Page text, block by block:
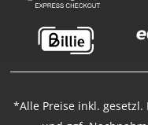
*Alle Preise inkl.